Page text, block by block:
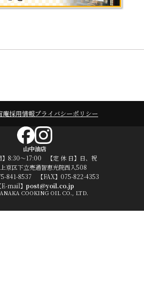
庵採用情報プライバシーポリシー
山中油店
】8:30～17:00 【定 休 日】日、祝
京区下立売通智恵光院西入508
841-8537 【FAX】075-822-4353
E-mail】 post@yoil.co.jp
COOKING OIL CO., LTD.